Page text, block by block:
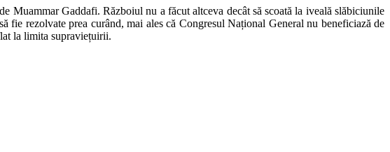
Muammar Gaddafi. Războiul nu a făcut altceva decât să scoată la iveală slăbiciunile
fie rezolvate prea curând, mai ales că Congresul Național General nu beneficiază de
la limita supraviețuirii.